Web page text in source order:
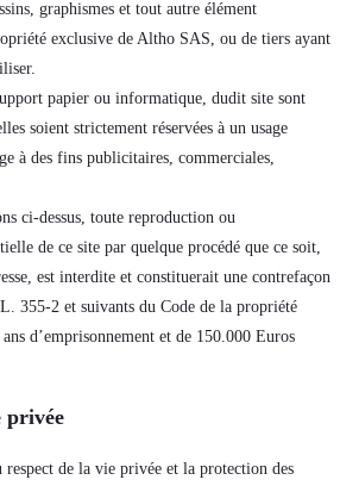
graphismes et tout autre élément
exclusive de Altho SAS, ou de tiers ayant
papier ou informatique, dudit site sont
soient strictement réservées à un usage
à des fins publicitaires, commerciales,
ci-dessus, toute reproduction ou
de ce site par quelque procédé que ce soit,
est interdite et constituerait une contrefaçon
355-2 et suivants du Code de la propriété
d’emprisonnement et de 150.000 Euros
privée
de la vie privée et la protection des